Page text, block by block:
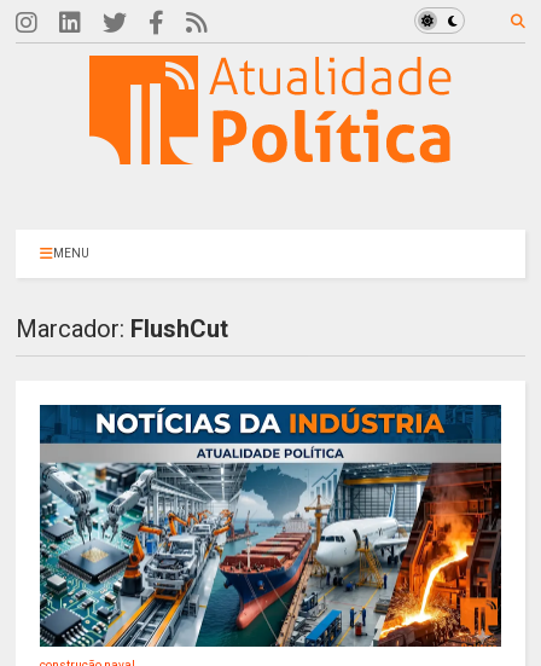
MENU
Marcador: FlushCut